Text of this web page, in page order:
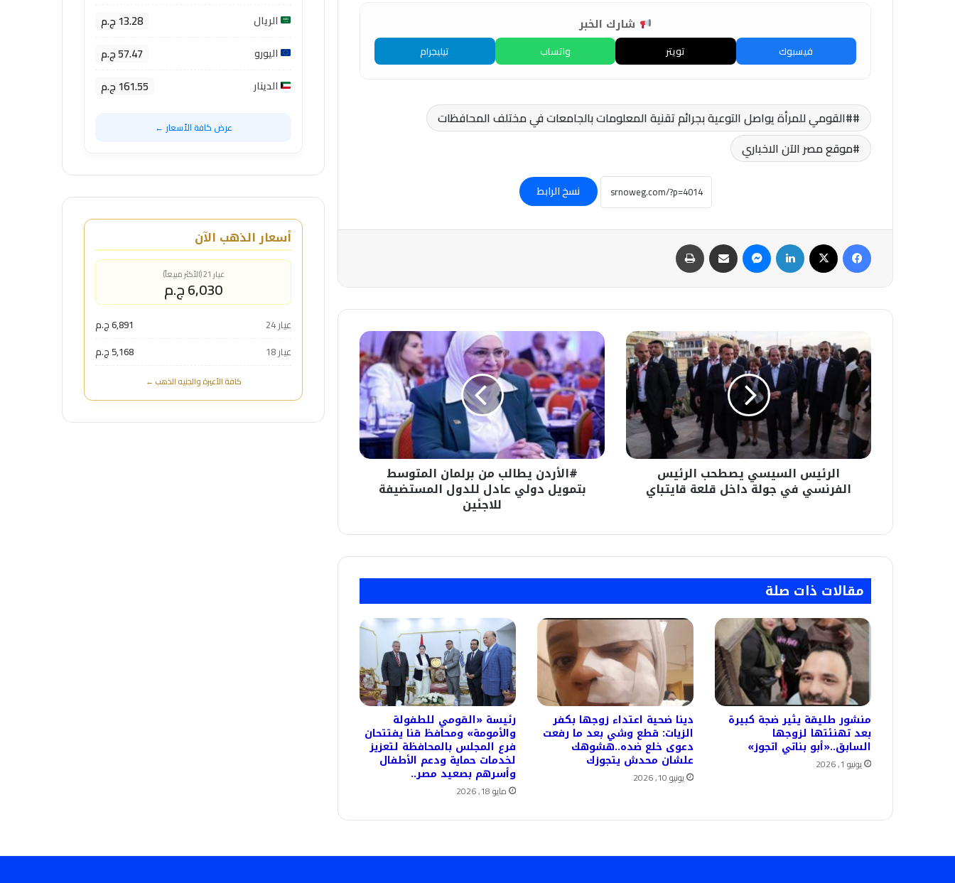
شارك الخبر
فيسبوك تويتر واتساب تيليجرام
#القومي للمرأة يواصل التوعية بجرائم تقنية المعلومات بالجامعات في مختلف المحافظات
موقع مصر الآن الاخباري
نسخ الرابط
فيسبوك لينكدإن ماسنجر مشاركة عبر البريد
السيسي
يصطحب
الرئيس
الفرنسي
في
جولة
داخل
قلعة
الرئيس السيسي يصطحب الرئيس
الفرنسي في جولة داخل قلعة قايتباي
#الأردن
يطالب
من
برلمان
المتوسط
بتمويل
دولي
عادل
للدول
المستضيفة
للاجئين
#الأردن يطالب من برلمان المتوسط
بتمويل دولي عادل للدول المستضيفة
للاجئين
مقالات ذات صلة
منشور طليقة يثير ضجة كبيرة
بعد تهنئتها لزوجها
السابق..«أبو بناتي اتجوز»
يونيو 1, 2026
دينا ضحية اعتداء زوجها بكفر
الزيات: قطع وشي بعد ما رفعت
دعوى خلع ضده..هشوهك
علشان محدش يتجوزك
يونيو 10, 2026
رئيسة «القومي للطفولة
والأمومة» ومحافظ قنا يفتتحان
فرع المجلس بالمحافظة لتعزيز
لخدمات حماية ودعم الأطفال
وأسرهم بصعيد مصر..
مايو 18, 2026
الريال 13.28 ج.م
اليورو 57.47 ج.م
الدينار 161.55 ج.م
عرض كافة الأسعار ←
أسعار الذهب الآن
عيار 21 (الأكثر مبيعاً)
6,030 ج.م
عيار 24
6,891 ج.م
عيار 18
5,168 ج.م
كافة الأعيرة والجنيه الذهب ←